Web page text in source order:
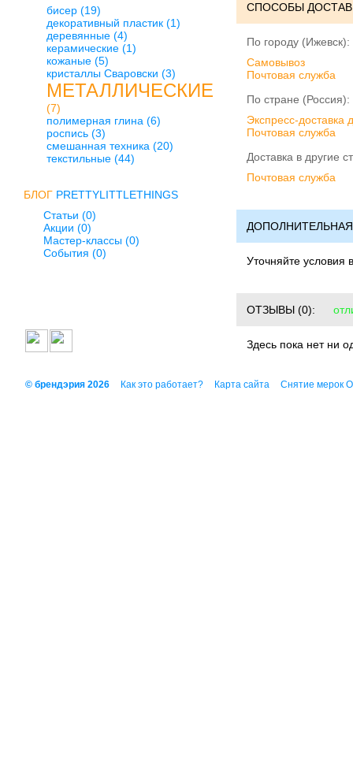
бисер (19)
декоративный пластик (1)
деревянные (4)
керамические (1)
кожаные (5)
кристаллы Сваровски (3)
МЕТАЛЛИЧЕСКИЕ
(7)
полимерная глина (6)
роспись (3)
смешанная техника (20)
текстильные (44)
БЛОГ PRETTYLITTLETHINGS
Статьи (0)
Акции (0)
Мастер-классы (0)
События (0)
СПОСОБЫ
По городу (Ижевск):
Cамовывоз
Почтовая служба
По стране (Россия):
Экспресс-доставка
Почтовая служба
Доставка в другие
Почтовая служба
Уточняйте условия
ОТЗЫВЫ (0):
Здесь пока нет ни
© брендэрия 2026 Как это работает? Карта сайта Снятие мерок